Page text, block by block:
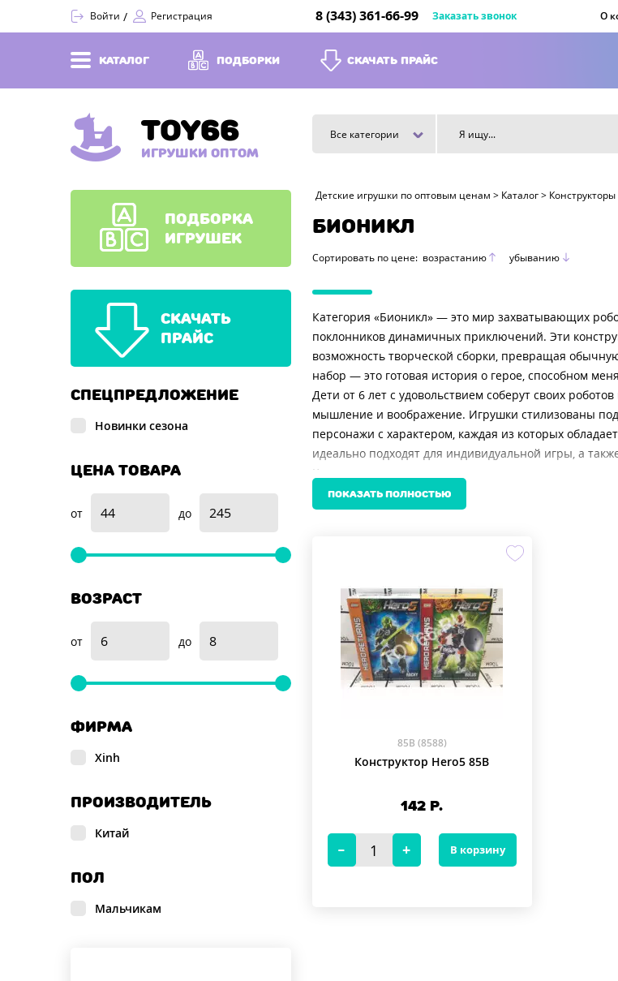
Войти Регистрация 8 (343) 361-66-99 Заказать звонок О
КАТАЛОГ ПОДБОРКИ СКАЧАТЬ ПРАЙС
TOY66
ИГРУШКИ ОПТОМ
Все категории
Детские игрушки по оптовым ценам > Каталог > Конструкторы
БИОНИКЛ
Сортировать по цене: возрастанию убыванию
Категория «Бионикл» — это мир захватывающих
поклонников динамичных приключений. Эти
возможность творческой сборки, превращая
набор — это готовая история о герое, способном
Дети от 6 лет с удовольствием соберут своих
мышление и воображение. Игрушки стилизованы
персонажи с характером, каждая из которых
идеально подходят для индивидуальной игры, а
Качество материалов соответствует высоким
без острых углов и токсичных компонентов. Сборка
надежно фиксируются, позволяя ребёнку собирать и
станет идеальным выбором. Здесь собраны
анализировать структуру и доводить начатое до
Для родителей важно, чтобы игрушка была не
восхищение. Бионикл сочетает оба этих качества:
всё это делает каждую фигуру настоящим героем
Выбирая эту категорию, вы не просто покупаете
героем. Позаботьтесь о его интересах уже сегодня:
ПОКАЗАТЬ ПОЛНОСТЬЮ
85B (8588)
Конструктор Hero5 85B
142 Р.
В корзину
ПОДБОРКА
ИГРУШЕК
СКАЧАТЬ
ПРАЙС
СПЕЦПРЕДЛОЖЕНИЕ
Новинки сезона
ЦЕНА ТОВАРА
от до
ВОЗРАСТ
от до
ФИРМА
Xinh
ПРОИЗВОДИТЕЛЬ
Китай
ПОЛ
Мальчикам